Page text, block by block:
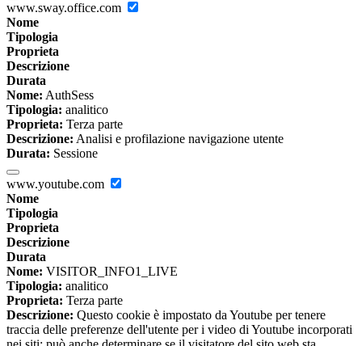
www.sway.office.com
Nome
Tipologia
Proprieta
Descrizione
Durata
Nome: AuthSess
Tipologia: analitico
Proprieta: Terza parte
Descrizione: Analisi e profilazione navigazione utente
Durata: Sessione
www.youtube.com
Nome
Tipologia
Proprieta
Descrizione
Durata
Nome: VISITOR_INFO1_LIVE
Tipologia: analitico
Proprieta: Terza parte
Descrizione: Questo cookie è impostato da Youtube per tenere
traccia delle preferenze dell'utente per i video di Youtube incorporati